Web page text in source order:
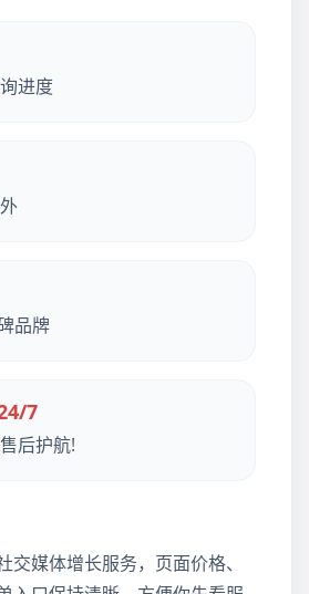
进度
品牌
7
后护航!
交媒体增长服务，页面价格、